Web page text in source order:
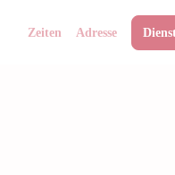
Zeiten Adresse